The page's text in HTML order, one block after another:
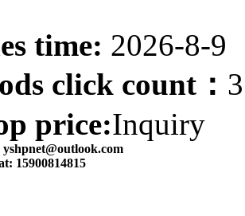
time: 2026-8-9
click count：
price:Inquiry
yshpnet@outlook.com
15900814815